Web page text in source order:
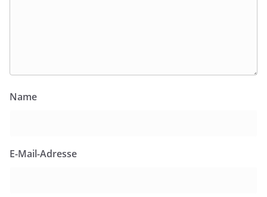
Name
E-Mail-Adresse